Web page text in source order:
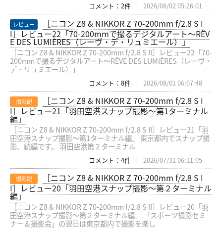
コメント：2件 2026/08/02 05:26:01
レビュー
［ニコン Z8 & NIKKOR Z 70-200mm f/2.8 S I
I］レビュー22「70-200mmで撮るデジタルアート〜RÊV
E DES LUMIÈRES（レーヴ・デ・リュミエール）」
［ニコン Z8 & NIKKOR Z 70-200mm f/2.8 S II］レビュー22「70-
200mmで撮るデジタルアート〜RÊVE DES LUMIÈRES（レーヴ・
デ・リュミエール）」
コメント：8件 2026/08/01 06:07:48
撮影記
［ニコン Z8 & NIKKOR Z 70-200mm f/2.8 S I
I］レビュー21「羽田空港スナップ撮影〜第1ターミナル
編」
［ニコン Z8 & NIKKOR Z 70-200mm f/2.8 S II］レビュー21「羽
田空港スナップ撮影〜第1ターミナル編」 東京都内でスナップ撮
影、続編です。 羽田空港第２ターミナル
コメント：4件 2026/07/31 06:11:05
撮影記
［ニコン Z8 & NIKKOR Z 70-200mm f/2.8 S I
I］レビュー20「羽田空港スナップ撮影〜第２ターミナル
編」
［ニコン Z8 & NIKKOR Z 70-200mm f/2.8 S II］レビュー20「羽
田空港スナップ撮影〜第２ターミナル編」 「スポーツ撮影セミ
ナー＆撮影会」の翌日は東京都内で撮影を楽し